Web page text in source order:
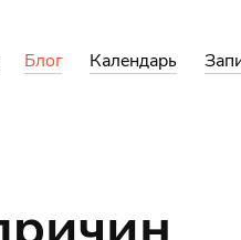
Блог Календарь